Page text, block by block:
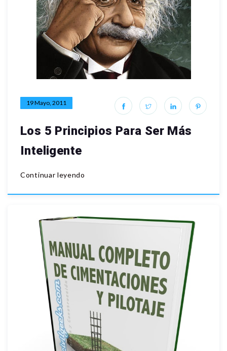
19 Mayo, 2011
Los 5 Principios Para Ser Más
Inteligente
Continuar leyendo